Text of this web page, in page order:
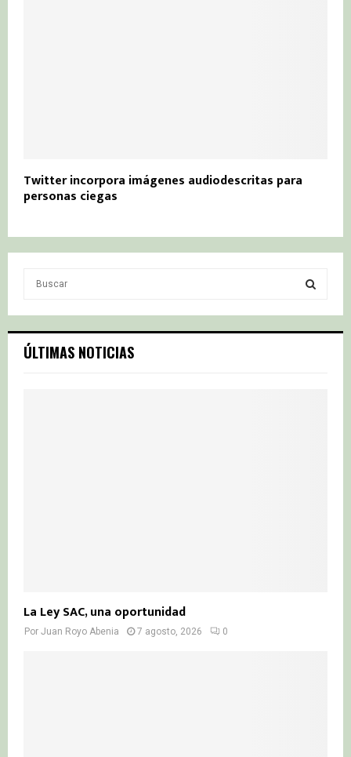
Twitter incorpora imágenes audiodescritas para
personas ciegas
c
h
S
ÚLTIMAS NOTICIAS
La Ley SAC, una oportunidad
Por Juan Royo Abenia 7 agosto, 2026 0